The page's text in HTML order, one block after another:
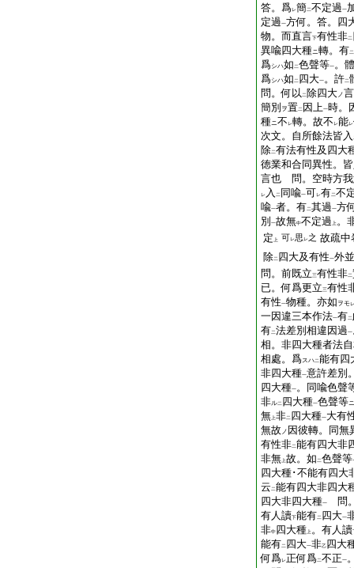
答。爲レ簡二不定過一
定過一方何。答。四
物。而直言下有性非二
異喩四大種ニ轉。有二
爲シハ如 二色聲等一。
爲シハ如 二 四大一。許二
問。何以 二 除四大ノ言
簡別 ヲ置二 因上一時。
種ニ不 レ轉。故不 レ能レ
次文。自所餘法皆入
除二有法有性及四大
徳業和合同異性。
言也 問。空時方我
レ 入 二 同喩一可レ有二不
喩一者。有二其過一方
別 一故無中不定過 上 。
定
上 可レ思 レ之 故疏中
除二 四大及有性一外
問。前既立三有性非二
已。何爲更立三有性
有性一物種。亦如 ヲモレ
一因違三本作法一有二
有二法差別相違因過一
相。非四大種者法
相處。爲スハ二能有四
非四大種一意許差別
四大種一。同喩色聲
非ル二 四大種一色聲等
無 上非二 四大種一大有
無故 ノ 因彼轉。同無
有性非二能有四大非
非無 上故。如 二色聲等
四大種･不能有四大
云 二能有四大非四大
四大非四大種一
問
有人讀下能有二 四大一
非中四大種 上 。有人讀
能有二 四大一非乙四大
何爲レ正何爲二不正一